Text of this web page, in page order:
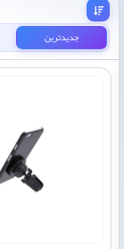
جدیدترین